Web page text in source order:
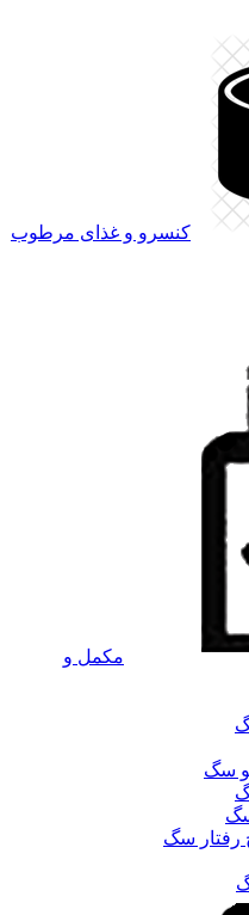
کنسرو و غذای مرطوب
مکمل و
سگ
رفتار سگ